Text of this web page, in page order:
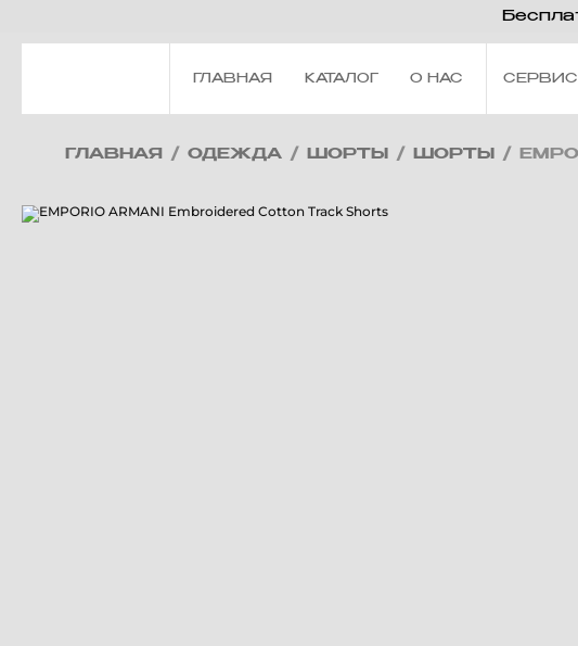
ГЛАВНАЯ КАТАЛОГ О НАС
ГЛАВНАЯ / ОДЕЖДА / ШОРТЫ / ШОРТЫ /